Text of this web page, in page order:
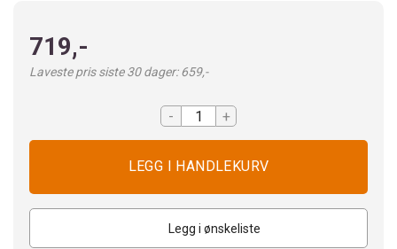
719,-
Laveste pris siste 30 dager: 659,-
- +
Legg i ønskeliste